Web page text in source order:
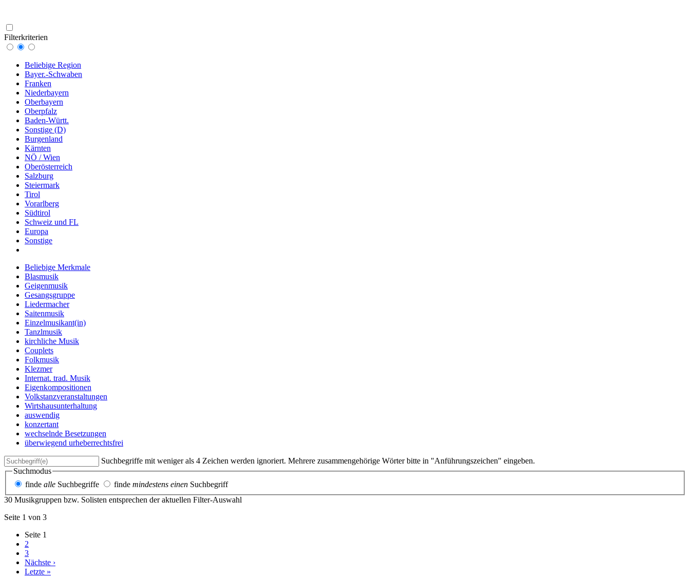
Filterkriterien
Beliebige Region
Bayer.-Schwaben
Franken
Niederbayern
Oberbayern
Oberpfalz
Baden-Württ.
Sonstige (D)
Burgenland
Kärnten
NÖ / Wien
Oberösterreich
Salzburg
Steiermark
Tirol
Vorarlberg
Südtirol
Schweiz und FL
Europa
Sonstige
Beliebige Merkmale
Blasmusik
Geigenmusik
Gesangsgruppe
Liedermacher
Saitenmusik
Einzelmusikant(in)
Tanzlmusik
kirchliche Musik
Couplets
Folkmusik
Klezmer
Internat. trad. Musik
Eigenkompositionen
Volkstanzveranstaltungen
Wirtshausunterhaltung
auswendig
konzertant
wechselnde Besetzungen
überwiegend urheberrechtsfrei
Suchbegriffe mit weniger als 4 Zeichen werden ignoriert. Mehrere zusammengehörige Wörter bitte in "Anführungszeichen" eingeben.
Suchmodus
finde alle Suchbegriffe finde mindestens einen Suchbegriff
30 Musikgruppen bzw. Solisten entsprechen der aktuellen Filter-Auswahl
Seite 1 von 3
Seite 1
2
3
Nächste ›
Letzte »